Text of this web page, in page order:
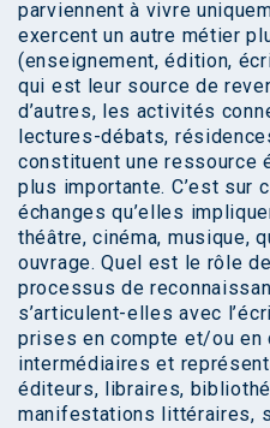
parviennent à vivre
exercent un autre métier
(enseignement, édition,
qui est leur source de
d’autres, les activités
lectures-débats,
constituent une ressource
plus importante. C’est sur
échanges qu’elles
théâtre, cinéma, musique,
ouvrage. Quel est le rôle
processus de
s’articulent-elles avec
prises en compte et/ou en
intermédiaires et
éditeurs, libraires,
manifestations littéraires,